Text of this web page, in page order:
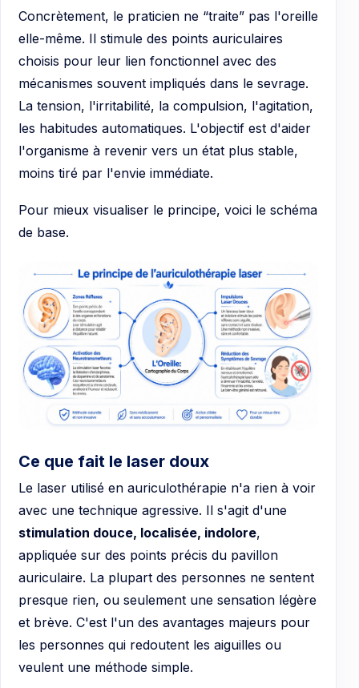
Concrètement, le praticien ne “traite” pas l'oreille
elle-même. Il stimule des points auriculaires
choisis pour leur lien fonctionnel avec des
mécanismes souvent impliqués dans le sevrage.
La tension, l'irritabilité, la compulsion, l'agitation,
les habitudes automatiques. L'objectif est d'aider
l'organisme à revenir vers un état plus stable,
moins tiré par l'envie immédiate.
Pour mieux visualiser le principe, voici le schéma
de base.
Ce que fait le laser doux
Le laser utilisé en auriculothérapie n'a rien à voir
avec une technique agressive. Il s'agit d'une
stimulation douce, localisée, indolore,
appliquée sur des points précis du pavillon
auriculaire. La plupart des personnes ne sentent
presque rien, ou seulement une sensation légère
et brève. C'est l'un des avantages majeurs pour
les personnes qui redoutent les aiguilles ou
veulent une méthode simple.